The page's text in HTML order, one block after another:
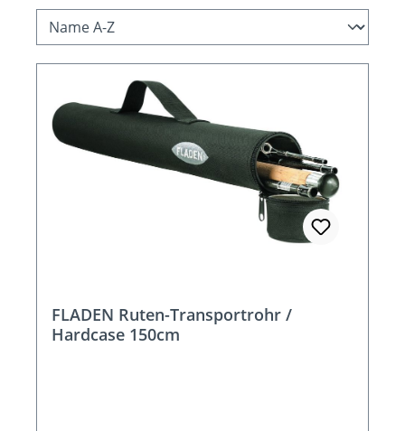
FLADEN Ruten-Transportrohr /
Hardcase 150cm